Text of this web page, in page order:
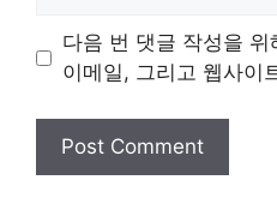
다음 번 댓글 작성을
이메일, 그리고 웹사이